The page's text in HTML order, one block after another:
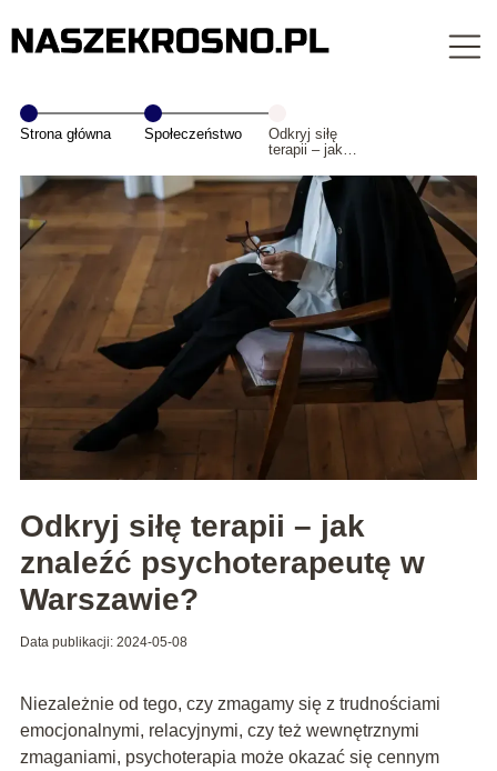
Strona główna Społeczeństwo
Odkryj siłę
terapii – jak
psychoterapeutę
w Warszawie?
Odkryj siłę terapii – jak
znaleźć psychoterapeutę w
Warszawie?
Data publikacji: 2024-05-08
Niezależnie od tego, czy zmagamy się z trudnościami
emocjonalnymi, relacyjnymi, czy też wewnętrznymi
zmaganiami, psychoterapia może okazać się cennym